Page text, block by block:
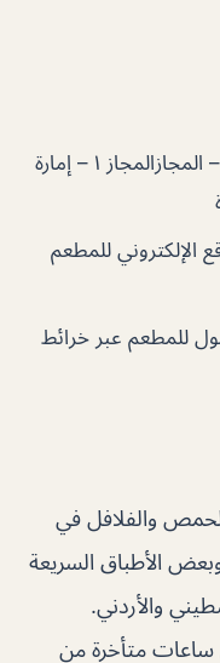
شارع جمال عبدالناصر – المجازالمجاز ١ – إمارة
الإلكتروني للمطعم
للمطعم عبر خرائط
والفلافل في
الأطباق السريعة
والأردني.
متأخرة من